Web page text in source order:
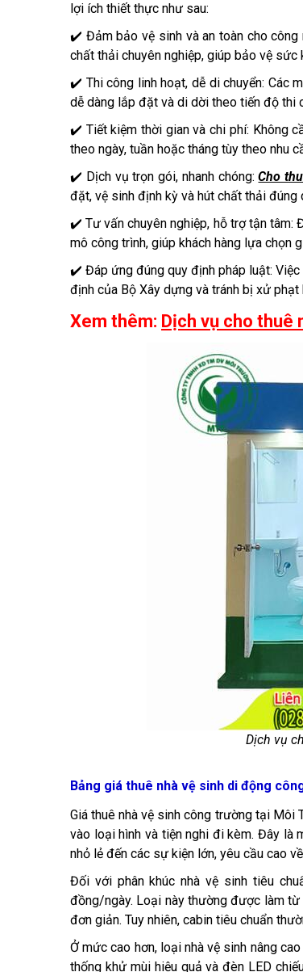
lợi ích thiết thực như sau:
✔️ Đảm bảo vệ sinh và an toàn cho công
chất thải chuyên nghiệp, giúp bảo vệ
✔️ Thi công linh hoạt, dễ di chuyển: Các
dễ dàng lắp đặt và di dời theo tiến độ thi
✔️ Tiết kiệm thời gian và chi phí: Không
theo ngày, tuần hoặc tháng tùy theo nhu
✔️ Dịch vụ trọn gói, nhanh chóng:Cho
đặt, vệ sinh định kỳ và hút chất thải đúng
✔️ Tư vấn chuyên nghiệp, hỗ trợ tận tâm:
mô công trình, giúp khách hàng lựa chọn
✔️ Đáp ứng đúng quy định pháp luật:
định của Bộ Xây dựng và tránh bị xử phạt
Xem thêm: Dịch vụ cho thuê
Dịch vụ
Bảng giá thuê nhà vệ sinh di động
Giá thuê nhà vệ sinh công trường tại Môi
vào loại hình và tiện nghi đi kèm. Đây là
nhỏ lẻ đến các sự kiện lớn, yêu cầu cao
Đối với phân khúc nhà vệ sinh tiêu
đồng/ngày. Loại này thường được làm từ
đơn giản. Tuy nhiên, cabin tiêu chuẩn
Ở mức cao hơn, loại nhà vệ sinh nâng
thống khử mùi hiệu quả và đèn LED